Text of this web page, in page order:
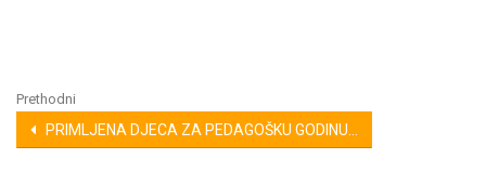
Prethodni
PRIMLJENA DJECA ZA PEDAGOŠKU GODINU...